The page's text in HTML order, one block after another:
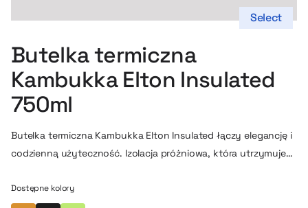
Select
Butelka termiczna
Kambukka Elton Insulated
750ml
Butelka termiczna Kambukka Elton Insulated łączy elegancję i
codzienną użyteczność. Izolacja próżniowa, która utrzymuje
nakrętka 3‑w‑1 z łatwym czyszczeniem Snapclean®, miękki
Dostępne kolory